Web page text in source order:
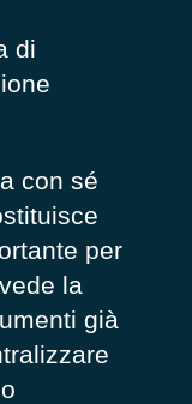
di
con sé
per
la
già